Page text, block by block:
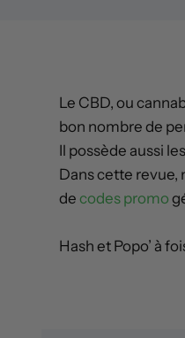
Le CBD, ou
bon nombre de
Il possède aussi
Dans cette revue,
de codes promo
Hash et Popo’ à